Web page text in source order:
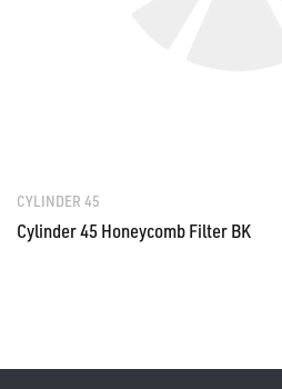
CYLINDER 45
Cylinder 45 Honeycomb Filter BK